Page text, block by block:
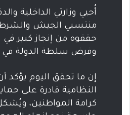
أُحيي وزارتي الداخلية
منتسبي الجيش
حققوه من إنجاز كبير
وفرض سلطة الدولة في
إن ما تحقق اليوم
النظامية قادرة على
كرامة المواطنين،